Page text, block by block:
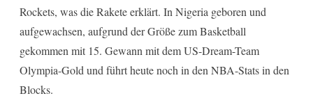
Rockets, was die Rakete erklärt. In Nigeria geboren und
aufgewachsen, aufgrund der Größe zum Basketball
gekommen mit 15. Gewann mit dem US-Dream-Team
Olympia-Gold und führt heute noch in den NBA-Stats in den
Blocks.